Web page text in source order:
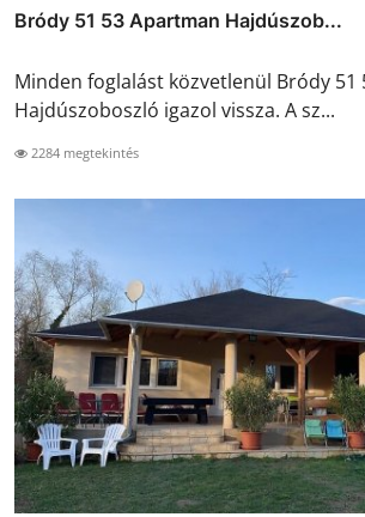
Bródy 51 53 Apartman Hajdúszob...
Minden foglalást közvetlenül Bródy 51
Hajdúszoboszló igazol vissza. A sz...
2284 megtekintés